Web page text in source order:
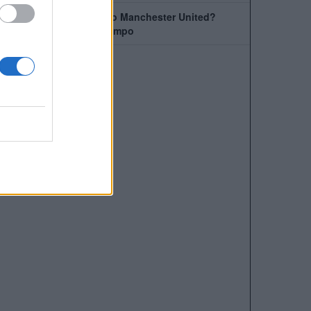
Come giocherà il nuovo Manchester United?
Rivoluzione a centrocampo